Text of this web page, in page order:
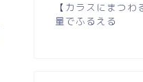
【カラスにまつ
量でふるえる